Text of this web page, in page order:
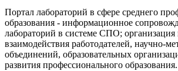
Портал лабораторий в сфере среднего
образования - информационное
лабораторий в системе СПО;
взаимодействия работодателей, научно-
объединений, образовательных
развития профессионального образования.